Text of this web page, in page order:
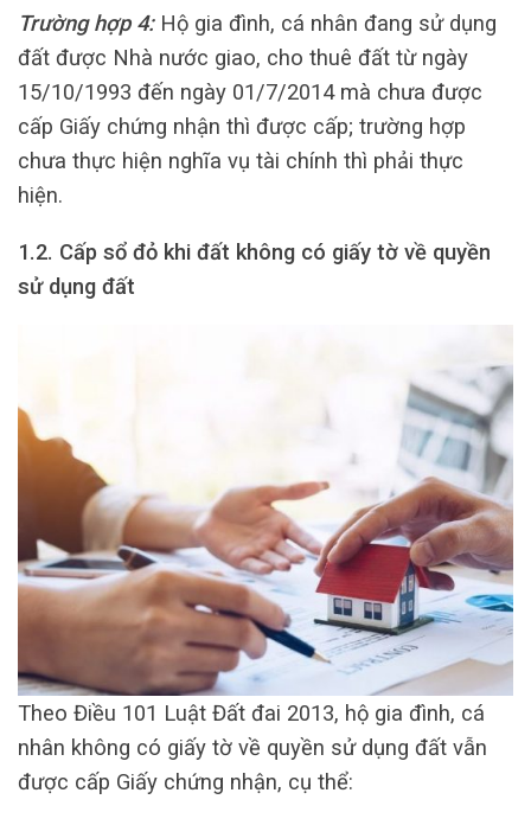
Trường hợp 4: Hộ gia đình, cá nhân đang sử dụng
đất được Nhà nước giao, cho thuê đất từ ngày
15/10/1993 đến ngày 01/7/2014 mà chưa được
cấp Giấy chứng nhận thì được cấp; trường hợp
chưa thực hiện nghĩa vụ tài chính thì phải thực
hiện.
1.2. Cấp sổ đỏ khi đất không có giấy tờ về quyền
sử dụng đất
Theo Điều 101 Luật Đất đai 2013, hộ gia đình, cá
nhân không có giấy tờ về quyền sử dụng đất vẫn
được cấp Giấy chứng nhận, cụ thể: